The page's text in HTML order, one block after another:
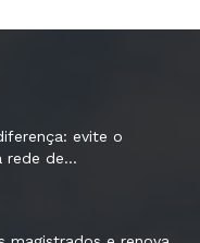
evite o
rede de...